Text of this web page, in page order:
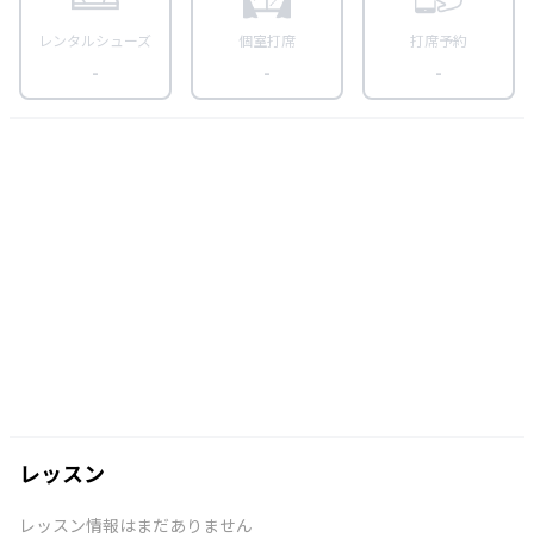
レンタルシューズ
-
個室打席
-
打席予約
-
レッスン
レッスン情報はまだありません